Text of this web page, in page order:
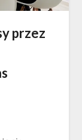
przez